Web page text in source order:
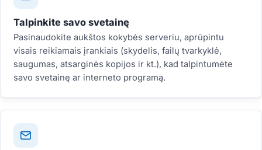
Talpinkite savo svetainę
Pasinaudokite aukštos kokybės serveriu, aprūpintu
visais reikiamais įrankiais (skydelis, failų tvarkyklė,
saugumas, atsarginės kopijos ir kt.), kad talpintumėte
savo svetainę ar interneto programą.